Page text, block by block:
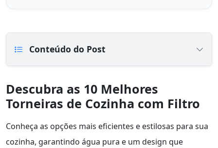
Conteúdo do Post
Descubra as 10 Melhores
Torneiras de Cozinha com Filtro
Conheça as opções mais eficientes e estilosas para sua
cozinha, garantindo água pura e um design que